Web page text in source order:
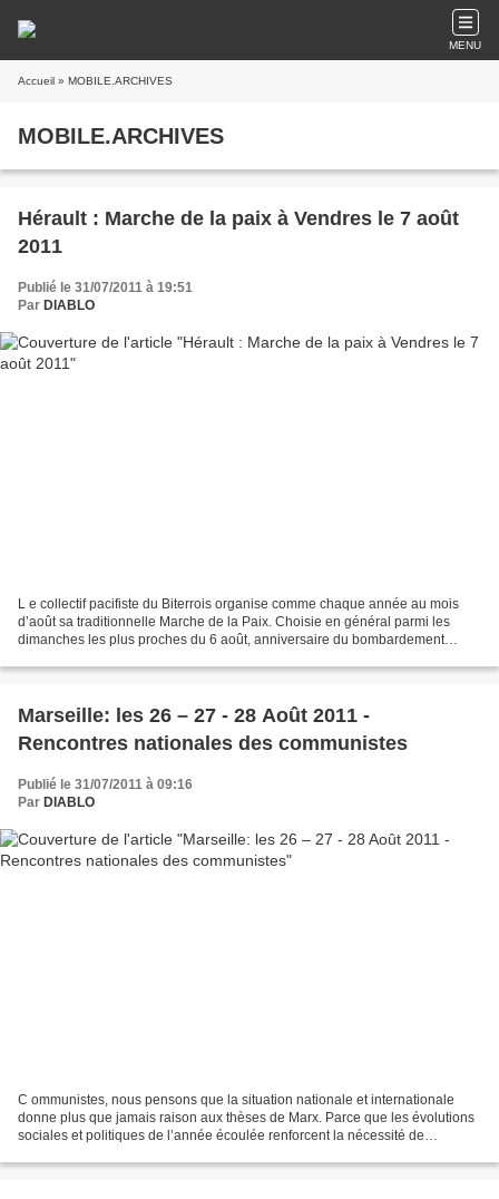
MENU
Accueil » MOBILE.ARCHIVES
MOBILE.ARCHIVES
Hérault : Marche de la paix à Vendres le 7 août
2011
Publié le 31/07/2011 à 19:51
Par DIABLO
L e collectif pacifiste du Biterrois organise comme chaque année au mois
d’août sa traditionnelle Marche de la Paix. Choisie en général parmi les
dimanches les plus proches du 6 août, anniversaire du bombardement
Marseille: les 26 – 27 - 28 Août 2011 -
Rencontres nationales des communistes
Publié le 31/07/2011 à 09:16
Par DIABLO
C ommunistes, nous pensons que la situation nationale et internationale
donne plus que jamais raison aux thèses de Marx. Parce que les évolutions
sociales et politiques de l’année écoulée renforcent la nécessité de